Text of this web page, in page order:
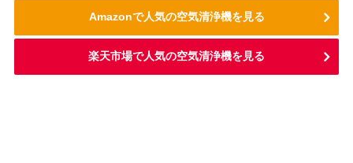
Amazonで人気の空気清浄機を見る
楽天市場で人気の空気清浄機を見る